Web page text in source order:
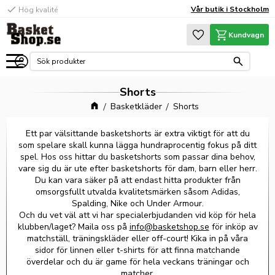
Meny
check Hög kvalité Vår butik i Stockholm
Favoriter
Kundvagn
Shorts
Basketkläder Shorts
Ett par välsittande basketshorts är extra viktigt för att du
som spelare skall kunna lägga hundraprocentig fokus på ditt
spel. Hos oss hittar du basketshorts som passar dina behov,
vare sig du är ute efter basketshorts för dam, barn eller herr.
Du kan vara säker på att endast hitta produkter från
omsorgsfullt utvalda kvalitetsmärken såsom Adidas,
Spalding, Nike och Under Armour.
Och du vet väl att vi har specialerbjudanden vid köp för hela
klubben/laget? Maila oss på info@basketshop.se för inköp av
matchställ, träningskläder eller off-court! Kika in på våra
sidor för linnen eller t-shirts för att finna matchande
överdelar och du är game för hela veckans träningar och